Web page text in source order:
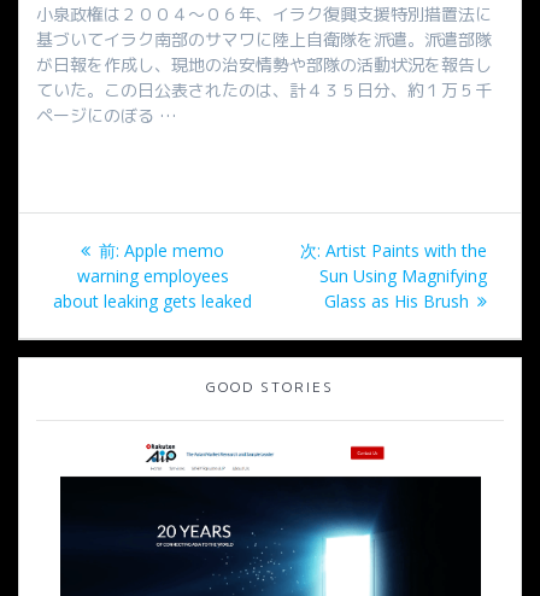
小泉政権は２００４～０６年、イラク復興支援特別措置法に
基づいてイラク南部のサマワに陸上自衛隊を派遣。派遣部隊
が日報を作成し、現地の治安情勢や部隊の活動状況を報告し
ていた。この日公表されたのは、計４３５日分、約１万５千
ページにのぼる …
稿
ナ
ゲ
前: 過
去
の
Apple memo
warning employees
about leaking gets leaked
次: 次
の
投
Artist Paints with the
Sun Using Magnifying
Glass as His Brush
GOOD STORIES